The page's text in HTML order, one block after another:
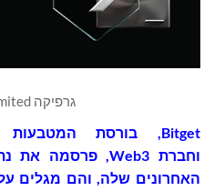
גרפיקה Bitget Limited
Bitget, בורסת המטבעות
האחרונים שלה, והם מגלים